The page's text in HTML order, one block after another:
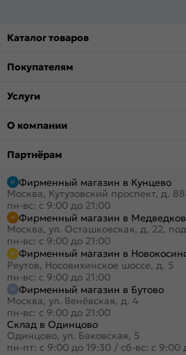
Каталог товаров
Покупателям
Услуги
О компании
Партнёрам
Фирменный магазин в Кунцево
Москва, Кутузовский проспект, д. 88
пн-вс: с 9:00 до 21:00
Фирменный магазин в
Москва, ул. Осташковская, д. 22,
пн-вс: с 9:00 до 21:00
Фирменный магазин в
Реутов, Носовихинское шоссе, д. 5
пн-вс: с 9:00 до 21:00
Фирменный магазин в Бутово
Москва, ул. Венёвская, д. 4
пн-вс: с 9:00 до 21:00
Склад в Одинцово
Одинцово, ул. Баковская, 5
пн-пт: с 9:00 до 19:30 / сб-вс: с 9:00